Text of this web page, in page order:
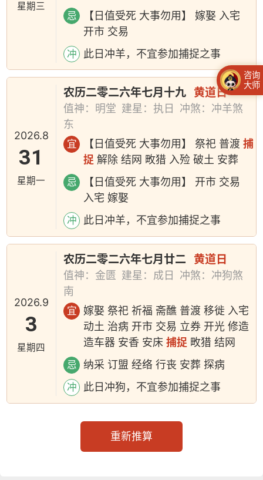
星期三
忌
【日值受死 大事勿用】 嫁娶 入宅
开市 交易
冲 此日冲羊，不宜参加捕捉之事
2026.8
31
星期一
农历二零二六年七月十九 黄道日
值神：明堂 建星：执日
冲煞：冲羊煞
东
宜 【日值受死 大事勿用】 祭祀 普渡捕
捉 解除 结网 畋猎 入殓 破土 安葬
忌
【日值受死 大事勿用】 开市 交易
入宅 嫁娶
冲 此日冲羊，不宜参加捕捉之事
2026.9
3
星期四
农历二零二六年七月廿二 黄道日
值神：金匮 建星：成日
冲煞：冲狗煞
南
宜
嫁娶 祭祀 祈福 斋醮 普渡 移徙 入宅
动土 治病 开市 交易 立券 开光 修造
造车器 安香 安床捕捉 畋猎 结网
忌 纳采 订盟 经络 行丧 安葬 探病
冲 此日冲狗，不宜参加捕捉之事
重新推算
咨询
大师